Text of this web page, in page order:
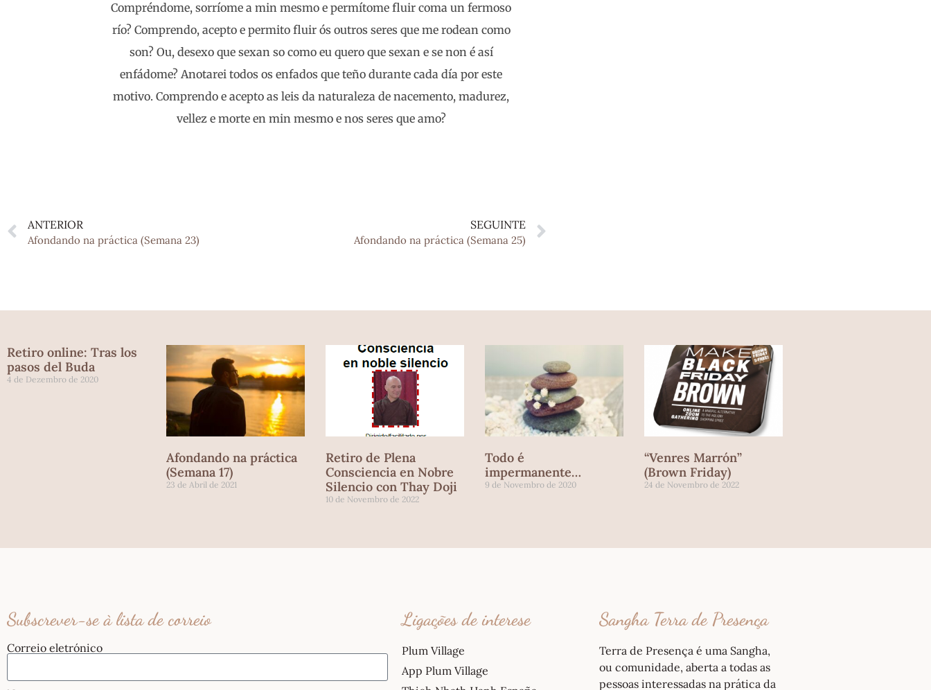
Compréndome, sorríome a min mesmo e permítome fluir coma un fermoso
río? Comprendo, acepto e permito fluir ós outros seres que me rodean como
son? Ou, desexo que sexan so como eu quero que sexan e se non é así
enfádome? Anotarei todos os enfados que teño durante cada día por este
motivo. Comprendo e acepto as leis da naturaleza de nacemento, madurez,
vellez e morte en min mesmo e nos seres que amo?
ANTERIOR
Afondando na práctica (Semana 23)
SEGUINTE
Afondando na práctica (Semana 25)
Retiro online: Tras los
pasos del Buda
4 de Dezembro de 2020
Afondando na práctica
(Semana 17)
23 de Abril de 2021
Retiro de Plena
Consciencia en Nobre
Silencio con Thay Doji
10 de Novembro de 2022
Todo é
impermanente…
9 de Novembro de 2020
“Venres Marrón”
(Brown Friday)
24 de Novembro de 2022
Subscrever-se à lista de correio
Correio eletrónico
Ligações de interese
Plum Village
App Plum Village
Sangha Terra de Presença
Terra de Presença é uma Sangha,
ou comunidade, aberta a todas as
pessoas interessadas na prática da